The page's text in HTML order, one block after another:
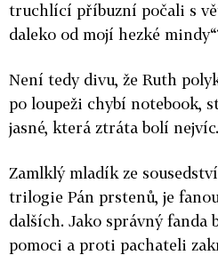
truchlící příbuzní počali s
daleko od mojí hezké
Není tedy divu, že Ruth
po loupeži chybí notebook,
jasné, která ztráta bolí nejvíc.
Zamlklý mladík ze
trilogie Pán prstenů, je
dalších. Jako správný fanda
pomoci a proti pachateli